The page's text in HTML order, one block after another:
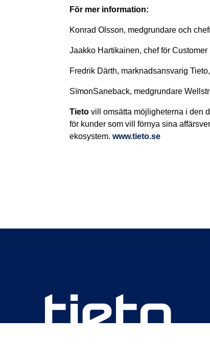
För mer information:
Konrad Olsson, medgrundare och
Jaakko Hartikainen, chef för
Fredrik Därth, marknadsansvarig Tieto,
SïmonSaneback, medgrundare
Tieto vill omsätta möjligheterna i den
för kunder som vill förnya sina
ekosystem. www.tieto.se